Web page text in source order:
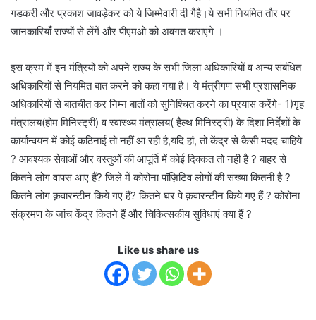
गडकरी और प्रकाश जावड़ेकर को ये जिम्मेवारी दी गैहै।ये सभी नियमित तौर पर
जानकारियाँ राज्यों से लेंगें और पीएमओ को अवगत कराएंगे ।
इस क्रम में इन मंत्रियों को अपने राज्य के सभी जिला अधिकारियों व अन्य संबंधित
अधिकारियों से नियमित बात करने को कहा गया है। ये मंत्रीगण सभी प्रशासनिक
अधिकारियों से बातचीत कर निम्न बातों को सुनिश्चित करने का प्रयास करेंगे- 1)गृह
मंत्रालय(होम मिनिस्ट्री) व स्वास्थ्य मंत्रालय( हैल्थ मिनिस्ट्री) के दिशा निर्देशों के
कार्यान्वयन में कोई कठिनाई तो नहीं आ रही है,यदि हां, तो केंद्र से कैसी मदद चाहिये
? आवश्यक सेवाओं और वस्तुओं की आपूर्ति में कोई दिक्कत तो नही है ? बाहर से
कितने लोग वापस आए हैं? जिले में कोरोना पॉज़िटिव लोगों की संख्या कितनी है ?
कितने लोग क़वारन्टीन किये गए हैं? कितने घर पे क़वारन्टीन किये गए हैं ? कोरोना
संक्रमण के जांच केंद्र कितने हैं और चिकित्सकीय सुविधाएं क्या हैं ?
Like us share us